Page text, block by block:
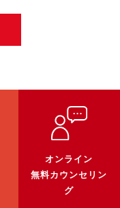
オンライン
無料カウンセリン
グ